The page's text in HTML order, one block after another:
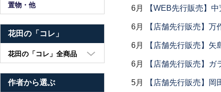
6月 【WEB先行販売】
6月 【店舗先行販売】万
6月 【店舗先行販売】
6月 【店舗先行販売】ガ
5月 【店舗先行販売】岡
置物・他
花田の「コレ」
花田の「コレ」全商品
鉢・湯呑・カップ
作者から選ぶ